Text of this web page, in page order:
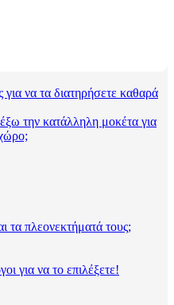
να τα διατηρήσετε καθαρά
την κατάλληλη μοκέτα για
τα πλεονεκτήματά τους;
για να το επιλέξετε!